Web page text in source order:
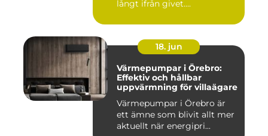
långt ifrån givet....
18. jun
Värmepumpar i Örebro:
Effektiv och hållbar
uppvärmning för villaägare
Värmepumpar i Örebro är
ett ämne som blivit allt mer
aktuellt när energipri...